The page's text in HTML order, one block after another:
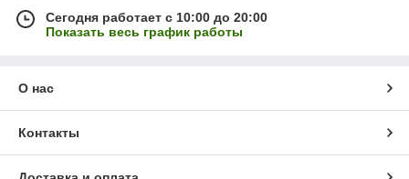
Сегодня работает с 10:00 до 20:00
Показать весь график работы
О нас
Контакты